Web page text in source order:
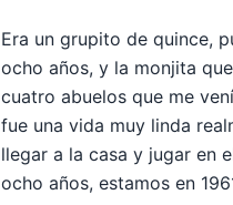
Era un grupito de quince,
ocho años, y la monjita
cuatro abuelos que me
fue una vida muy linda
llegar a la casa y jugar en
ocho años, estamos en